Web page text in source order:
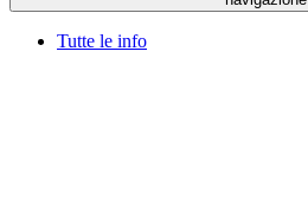
Tutte le info